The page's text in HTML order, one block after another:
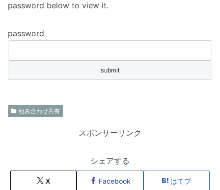
password below to view it.
password
組み合わせ共有
スポンサーリンク
シェアする
X Facebook はてブ